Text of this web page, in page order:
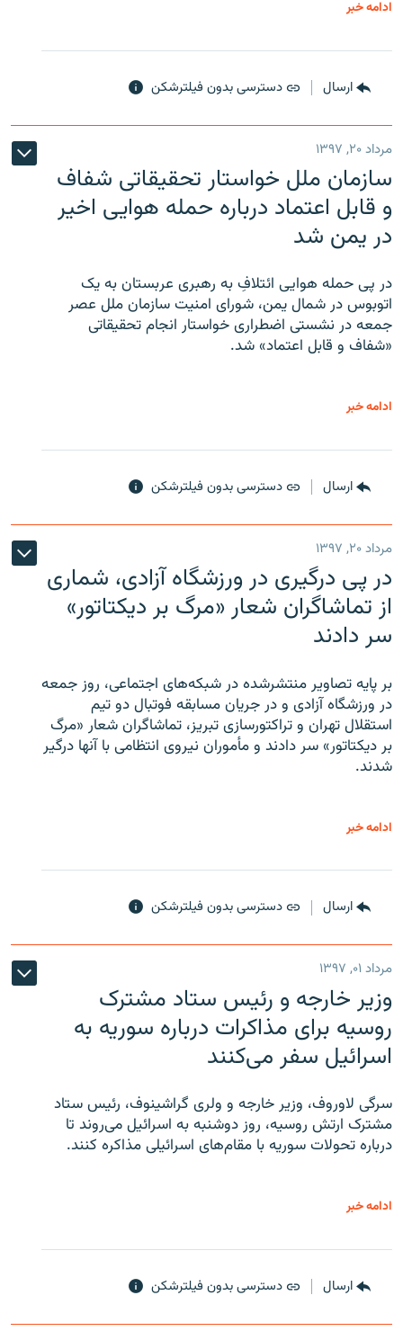
ادامه خبر
ارسال دسترسی بدون فیلترشکن
مرداد ۲۰, ۱۳۹۷
سازمان ملل خواستار تحقیقاتی شفاف
و قابل اعتماد درباره حمله هوایی اخیر
در یمن شد
در پی حمله هوایی ائتلافِ به رهبری عربستان به یک
اتوبوس در شمال یمن، شورای امنیت سازمان ملل عصر
جمعه در نشستی اضطراری خواستار انجام تحقیقاتی
«شفاف و قابل اعتماد» شد.
ادامه خبر
ارسال دسترسی بدون فیلترشکن
مرداد ۲۰, ۱۳۹۷
در پی درگیری در ورزشگاه آزادی، شماری
از تماشاگران شعار «مرگ بر دیکتاتور»
سر دادند
بر پایه تصاویر منتشرشده در شبکه‌های اجتماعی، روز جمعه
در ورزشگاه آزادی و در جریان مسابقه فوتبال دو تیم
استقلال تهران و تراکتورسازی تبریز، تماشاگران شعار «مرگ
بر دیکتاتور» سر دادند و مأموران نیروی انتظامی با آنها درگیر
شدند.
ادامه خبر
ارسال دسترسی بدون فیلترشکن
مرداد ۰۱, ۱۳۹۷
وزیر خارجه و رئیس‌ ستاد مشترک
روسیه برای مذاکرات درباره سوریه به
اسرائیل سفر می‌کنند
سرگی لاوروف، وزیر خارجه و ولری گراشینوف، رئیس ستاد
مشترک ارتش روسیه، روز دوشنبه به اسرائیل می‌روند تا
درباره تحولات سوریه با مقام‌های اسرائیلی مذاکره کنند.
ادامه خبر
ارسال دسترسی بدون فیلترشکن